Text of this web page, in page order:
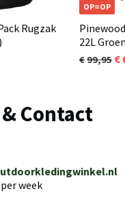
Rugzak
OP=OP
22L
99,95
Contact
week